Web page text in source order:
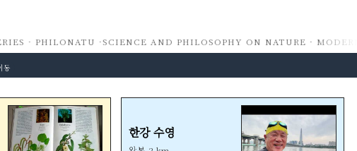
· PHILONATU · SCIENCE AND PHILOSOPHY ON NATURE ·
동
한강 수영